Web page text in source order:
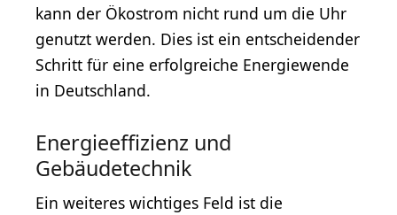
kann der Ökostrom nicht rund um die Uhr
genutzt werden. Dies ist ein entscheidender
Schritt für eine erfolgreiche Energiewende
in Deutschland.
Energieeffizienz und
Gebäudetechnik
Ein weiteres wichtiges Feld ist die